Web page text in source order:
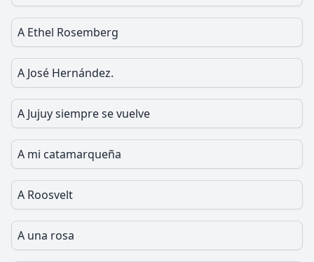
A Ethel Rosemberg
A José Hernández.
A Jujuy siempre se vuelve
A mi catamarqueña
A Roosvelt
A una rosa